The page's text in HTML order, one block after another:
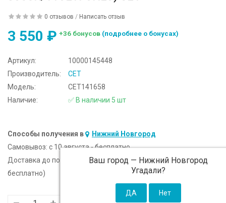
0 отзывов / Написать отзыв
3 550 ₽ +36 бонусов (подробнее о бонусах)
Артикул:
10000145448
Производитель:
CET
Модель:
CET141658
Наличие:
✅ В наличии 5 шт
Способы получения в Нижний Новгород
Ваш город — Нижний Новгород
Угадали?
Самовывоз: c 10 августа - бесплатно
Доставка до подъезда:
c 10 августа - 300 ₽ (от 5 000 ₽
бесплатно)